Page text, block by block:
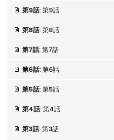
第9話: 第9話
第8話: 第8話
第7話: 第7話
第6話: 第6話
第5話: 第5話
第4話: 第4話
第3話: 第3話